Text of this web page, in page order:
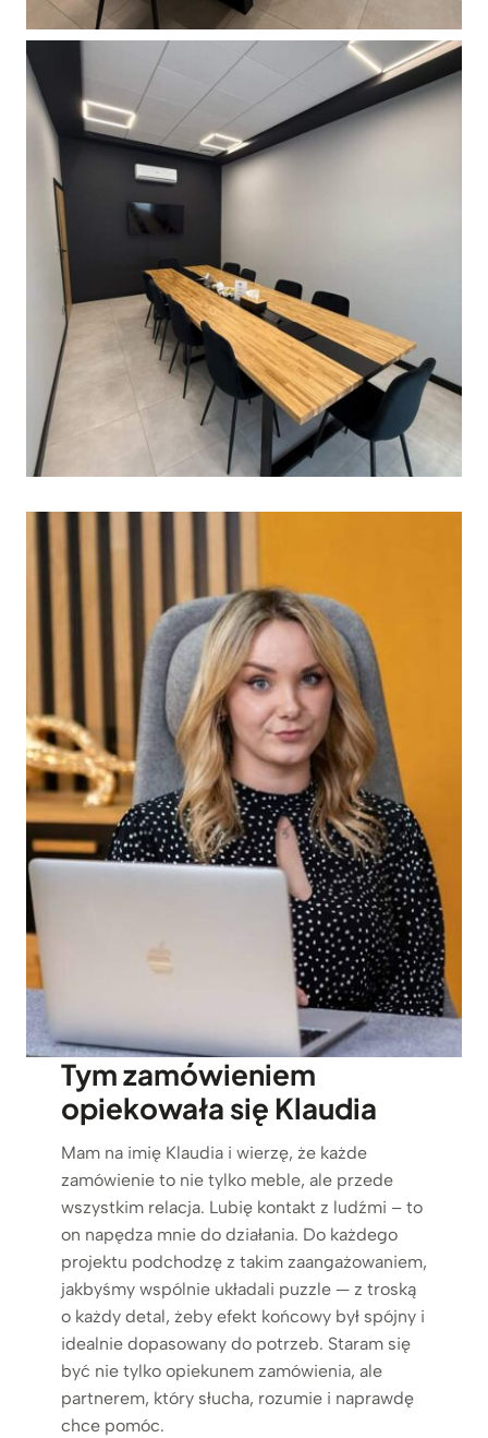
Tym zamówieniem
opiekowała się Klaudia
Mam na imię Klaudia i wierzę, że każde
zamówienie to nie tylko meble, ale przede
wszystkim relacja. Lubię kontakt z ludźmi – to
on napędza mnie do działania. Do każdego
projektu podchodzę z takim zaangażowaniem,
jakbyśmy wspólnie układali puzzle — z troską
o każdy detal, żeby efekt końcowy był spójny i
idealnie dopasowany do potrzeb. Staram się
być nie tylko opiekunem zamówienia, ale
partnerem, który słucha, rozumie i naprawdę
chce pomóc.